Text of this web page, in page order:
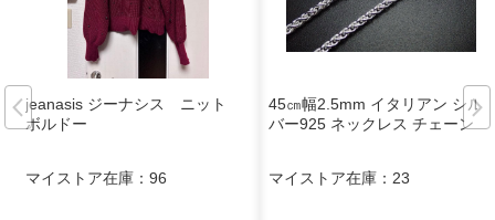
jeanasis ジーナシス ニット
ボルドー
マイストア在庫： 96
45㎝幅2.5mm イタリアン シル
バー925 ネックレス チェーン
マイストア在庫： 23